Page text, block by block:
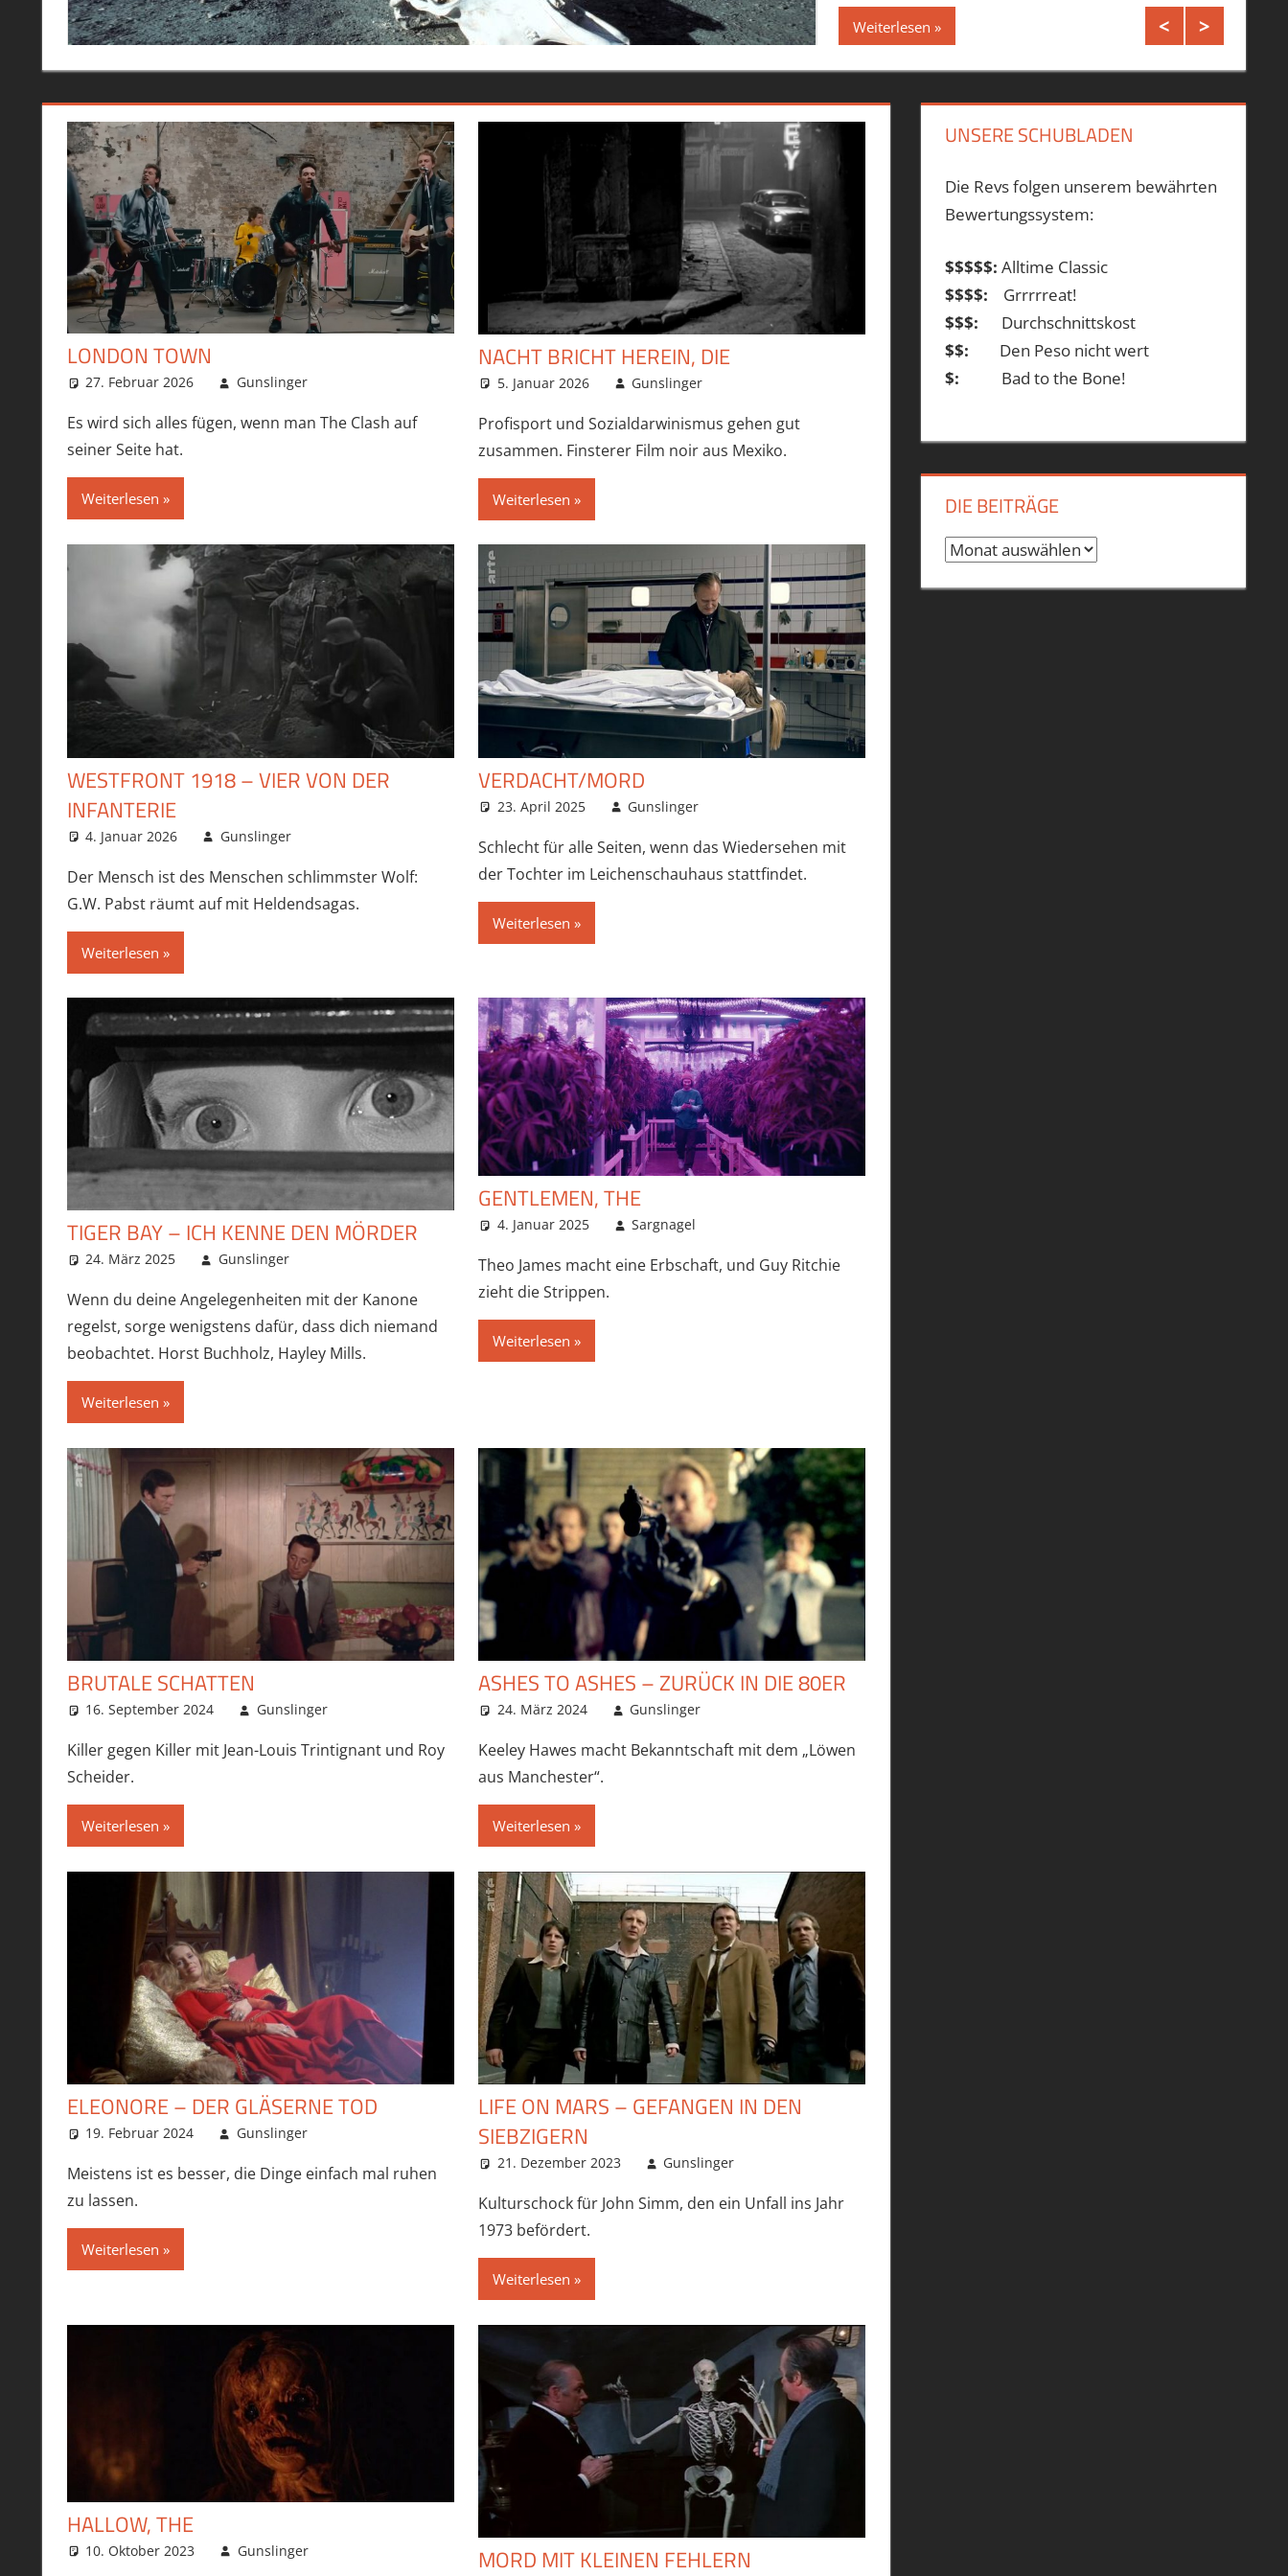
Weiterlesen
LONDON TOWN
27. Februar 2026 Gunslinger
Es wird sich alles fügen, wenn man The Clash auf
seiner Seite hat.
Weiterlesen
NACHT BRICHT HEREIN, DIE
5. Januar 2026 Gunslinger
Profisport und Sozialdarwinismus gehen gut
zusammen. Finsterer Film noir aus Mexiko.
Weiterlesen
WESTFRONT 1918 – VIER VON DER
INFANTERIE
4. Januar 2026 Gunslinger
Der Mensch ist des Menschen schlimmster Wolf:
G.W. Pabst räumt auf mit Heldendsagas.
Weiterlesen
VERDACHT/MORD
23. April 2025 Gunslinger
Schlecht für alle Seiten, wenn das Wiedersehen mit
der Tochter im Leichenschauhaus stattfindet.
Weiterlesen
TIGER BAY – ICH KENNE DEN MÖRDER
24. März 2025 Gunslinger
Wenn du deine Angelegenheiten mit der Kanone
regelst, sorge wenigstens dafür, dass dich niemand
beobachtet. Horst Buchholz, Hayley Mills.
Weiterlesen
GENTLEMEN, THE
4. Januar 2025 Sargnagel
Theo James macht eine Erbschaft, und Guy Ritchie
zieht die Strippen.
Weiterlesen
BRUTALE SCHATTEN
16. September 2024 Gunslinger
Killer gegen Killer mit Jean-Louis Trintignant und Roy
Scheider.
Weiterlesen
ASHES TO ASHES – ZURÜCK IN DIE 80ER
24. März 2024 Gunslinger
Keeley Hawes macht Bekanntschaft mit dem „Löwen
aus Manchester“.
Weiterlesen
ELEONORE – DER GLÄSERNE TOD
19. Februar 2024 Gunslinger
Meistens ist es besser, die Dinge einfach mal ruhen
zu lassen.
Weiterlesen
LIFE ON MARS – GEFANGEN IN DEN
SIEBZIGERN
21. Dezember 2023 Gunslinger
Kulturschock für John Simm, den ein Unfall ins Jahr
1973 befördert.
Weiterlesen
HALLOW, THE
10. Oktober 2023 Gunslinger MORD MIT KLEINEN FEHLERN
UNSERE SCHUBLADEN
Die Revs folgen unserem bewährten
Bewertungssystem:
$$$$$: Alltime Classic
$$$$: Grrrrreat!
$$$: Durchschnittskost
$$: Den Peso nicht wert
$: Bad to the Bone!
DIE BEITRÄGE
Die